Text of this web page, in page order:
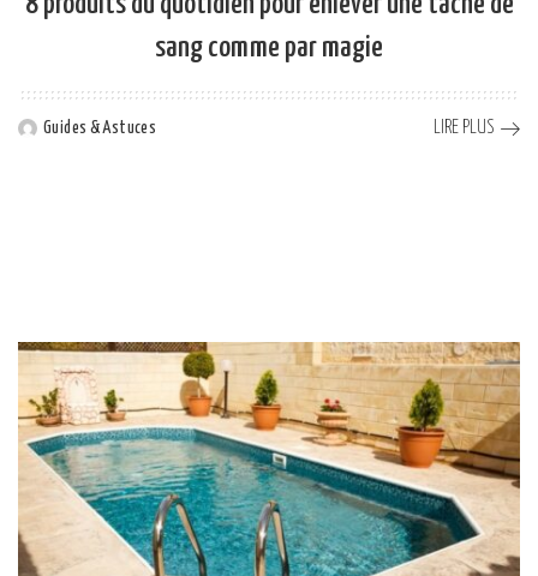
sang comme par magie
Posted
Guides & Astuces LIRE PLUS